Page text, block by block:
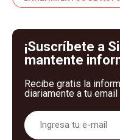
¡Suscríbete a
mantente
Recibe gratis la
diariamente a tu email